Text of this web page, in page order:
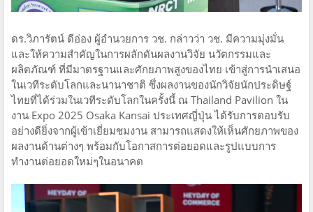
ดร.วิภารัตน์ ดีอ่อง ผู้อำนวยการ วช. กล่าวว่า วช. มีความมุ่งมั่น
และให้ความสำคัญในการผลักดันผลงานวิจัย นวัตกรรมและ
ผลิตภัณฑ์ ที่มีมาตรฐานและศักยภาพสูงของไทย เข้าสู่การนำเสนอ
ในเวทีระดับโลกและนานาชาติ ซึ่งผลงานของนักวิจัยนักประดิษฐ์
ไทยที่ได้ร่วมในเวทีระดับโลกในครั้งนี้ ณ Thailand Pavilion ใน
งาน Expo 2025 Osaka Kansai ประเทศญี่ปุ่น ได้รับการตอบรับ
อย่างดียิ่งจากผู้เข้าเยี่ยมชมงาน สามารถแสดงให้เห็นศักยภาพของ
ผลงานด้านต่างๆ พร้อมกับโอกาสการต่อยอดและรูปแบบการ
ทำงานต่อยอดใหม่ๆในอนาคต